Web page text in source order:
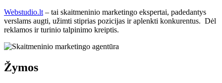
Webstudio.lt – tai skaitmeninio marketingo ekspertai, padedantys
verslams augti, užimti stiprias pozicijas ir aplenkti konkurentus. Dėl
reklamos ir turinio talpinimo kreiptis.
Žymos